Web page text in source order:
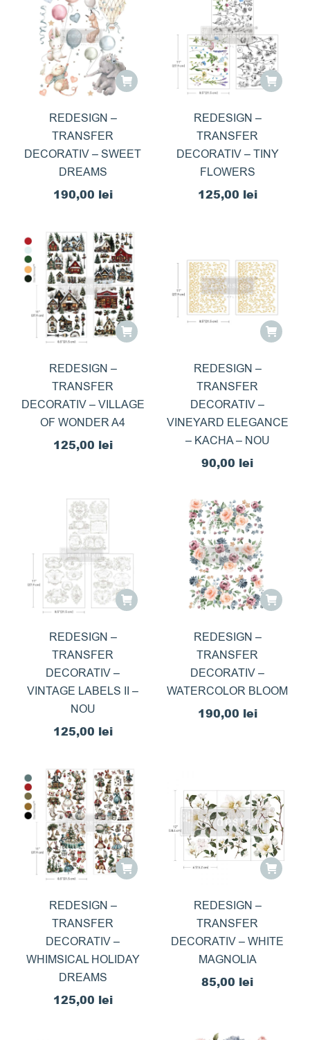
REDESIGN –
TRANSFER
DECORATIV – SWEET
DREAMS
190,00 lei
REDESIGN –
TRANSFER
DECORATIV – TINY
FLOWERS
125,00 lei
REDESIGN –
TRANSFER
DECORATIV – VILLAGE
OF WONDER A4
125,00 lei
REDESIGN –
TRANSFER
DECORATIV –
VINEYARD ELEGANCE
– KACHA – NOU
90,00 lei
REDESIGN –
TRANSFER
DECORATIV –
VINTAGE LABELS II –
NOU
125,00 lei
REDESIGN –
TRANSFER
DECORATIV –
WATERCOLOR BLOOM
190,00 lei
REDESIGN –
TRANSFER
DECORATIV –
WHIMSICAL HOLIDAY
DREAMS
125,00 lei
REDESIGN –
TRANSFER
DECORATIV – WHITE
MAGNOLIA
85,00 lei